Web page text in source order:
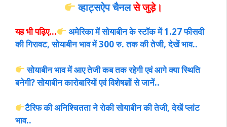
व्हाट्सऐप चैनलसे जुड़े।
यह भी पढ़िए…
अमेरिका में सोयाबीन के स्टॉक में 1.27 फीसदी
की गिरावट, सोयाबीन भाव में 300 रु. तक की तेजी, देखें भाव..
सोयाबीन भाव में आए तेजी कब तक रहेगी एवं आगे क्या स्थिति
बनेगी? सोयाबीन कारोबारियों एवं विशेषज्ञों से जानें..
टैरिफ की अनिश्चितता ने रोकी सोयाबीन की तेजी, देखें प्लांट
भाव..